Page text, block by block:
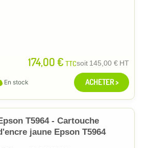
174,00 € TTCsoit 145,00 € HT
En stock ACHETER >
T5964 - Cartouche
jaune Epson T5964